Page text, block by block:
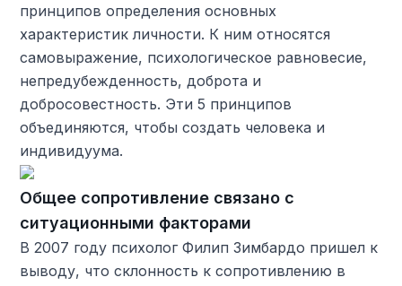
принципов определения основных
характеристик личности. К ним относятся
самовыражение, психологическое равновесие,
непредубежденность, доброта и
добросовестность. Эти 5 принципов
объединяются, чтобы создать человека и
индивидуума.
Общее сопротивление связано с
ситуационными факторами
В 2007 году психолог Филип Зимбардо пришел к
выводу, что склонность к сопротивлению в